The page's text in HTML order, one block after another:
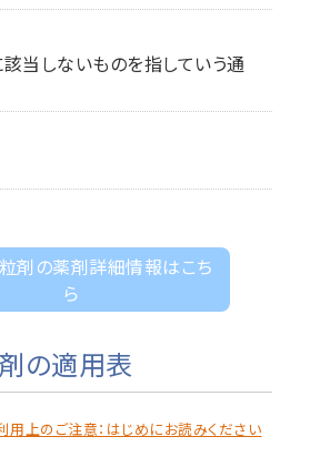
当しないものを指していう通
剤の薬剤詳細情報はこち
ら
の適用表
用上のご注意：はじめにお読みください